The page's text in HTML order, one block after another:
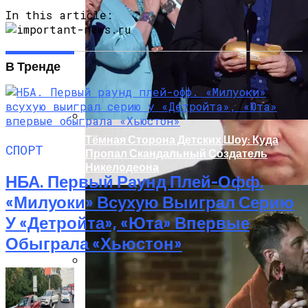
Легковушку: Двое Погибших
Прокурор Хмельницкой Области Умер
От Осложнений Коронавируса
Тёмная Сторона Детских Шоу: Куда
Пропал Скандальный Создатель
Никелодеона
In this article:
В Тренде
СПОРТ
НБА. Первый Раунд Плей-Офф.
«Милуоки» Всухую Выиграл Серию
У «Детройта», «Юта» Впервые
Обыграла «Хьюстон»